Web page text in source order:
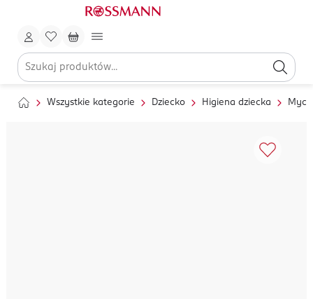
Wszystkie kategorie Dziecko Higiena dziecka